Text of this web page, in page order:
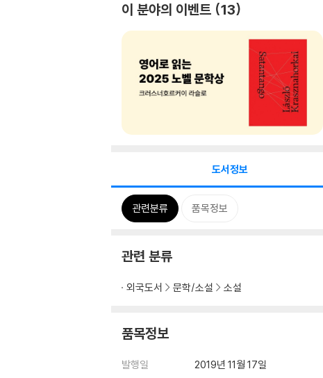
이 분야의 이벤트 13
도서정보
관련분류 품목정보
관련 분류
외국도서 문학/소설 소설
품목정보
발행일
2019년 11월 17일